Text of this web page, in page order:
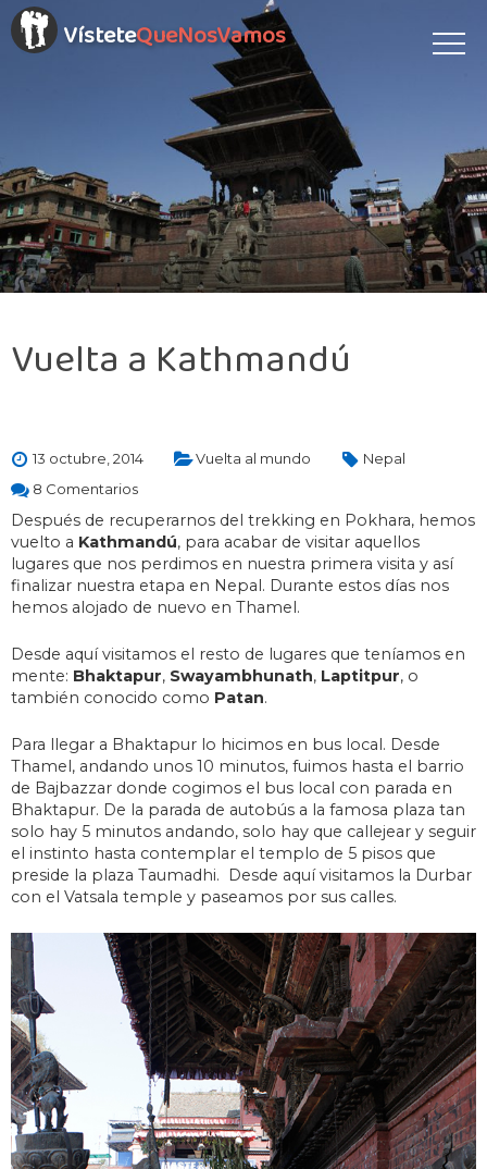
VísteteQueNosVamos
Vuelta a Kathmandú
13 octubre, 2014 Vuelta al mundo
Nepal
8 Comentarios
Después de recuperarnos del trekking en Pokhara, hemos
vuelto a Kathmandú, para acabar de visitar aquellos
lugares que nos perdimos en nuestra primera visita y así
finalizar nuestra etapa en Nepal. Durante estos días nos
hemos alojado de nuevo en Thamel.
Desde aquí visitamos el resto de lugares que teníamos en
mente: Bhaktapur, Swayambhunath, Laptitpur, o
también conocido como Patan.
Para llegar a Bhaktapur lo hicimos en bus local. Desde
Thamel, andando unos 10 minutos, fuimos hasta el barrio
de Bajbazzar donde cogimos el bus local con parada en
Bhaktapur. De la parada de autobús a la famosa plaza tan
solo hay 5 minutos andando, solo hay que callejear y seguir
el instinto hasta contemplar el templo de 5 pisos que
preside la plaza Taumadhi. Desde aquí visitamos la Durbar
con el Vatsala temple y paseamos por sus calles.